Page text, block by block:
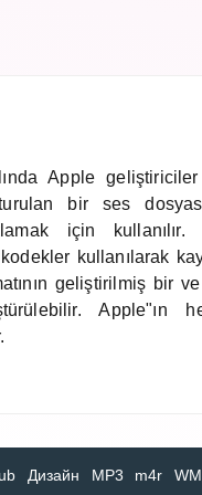
Apple geliştiriciler
bir ses
için
kodekler kullanılarak
geliştirilmiş bir
Apple"ın
Дизайн MP3 m4r